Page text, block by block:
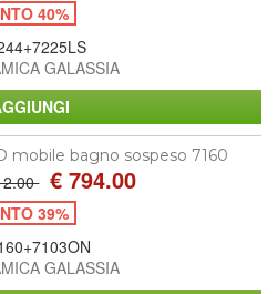
40%
GALASSIA
mobile bagno sospeso 7160
€ 794.00
39%
GALASSIA